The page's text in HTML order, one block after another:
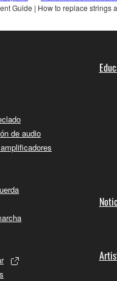
Guide | How to replace
de audio